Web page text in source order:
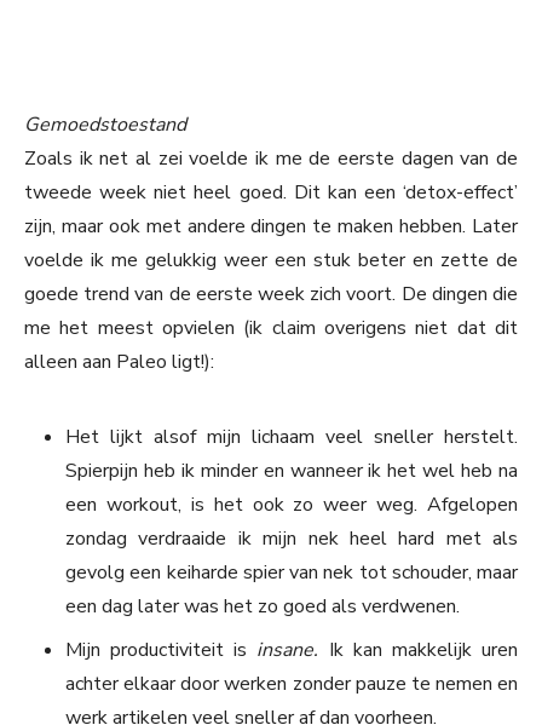
Gemoedstoestand
Zoals ik net al zei voelde ik me de eerste dagen van de
tweede week niet heel goed. Dit kan een ‘detox-effect’
zijn, maar ook met andere dingen te maken hebben. Later
voelde ik me gelukkig weer een stuk beter en zette de
goede trend van de eerste week zich voort. De dingen die
me het meest opvielen (ik claim overigens niet dat dit
alleen aan Paleo ligt!):
Het lijkt alsof mijn lichaam veel sneller herstelt.
Spierpijn heb ik minder en wanneer ik het wel heb na
een workout, is het ook zo weer weg. Afgelopen
zondag verdraaide ik mijn nek heel hard met als
gevolg een keiharde spier van nek tot schouder, maar
een dag later was het zo goed als verdwenen.
Mijn productiviteit is insane. Ik kan makkelijk uren
achter elkaar door werken zonder pauze te nemen en
werk artikelen veel sneller af dan voorheen.